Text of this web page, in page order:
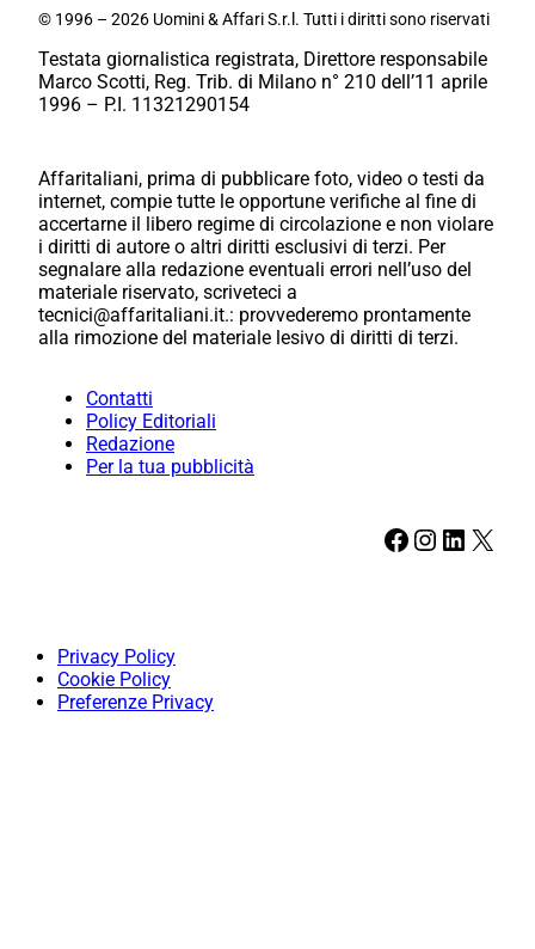
© 1996 – 2026 Uomini & Affari S.r.l. Tutti i diritti sono riservati
Testata giornalistica registrata, Direttore responsabile
Marco Scotti, Reg. Trib. di Milano n° 210 dell’11 aprile
1996 – P.I. 11321290154
Affaritaliani, prima di pubblicare foto, video o testi da
internet, compie tutte le opportune verifiche al fine di
accertarne il libero regime di circolazione e non violare
i diritti di autore o altri diritti esclusivi di terzi. Per
segnalare alla redazione eventuali errori nell’uso del
materiale riservato, scriveteci a
tecnici@affaritaliani.it.: provvederemo prontamente
alla rimozione del materiale lesivo di diritti di terzi.
Contatti
Policy Editoriali
Redazione
Per la tua pubblicità
Facebook Instagram LinkedIn X
Privacy Policy
Cookie Policy
Preferenze Privacy